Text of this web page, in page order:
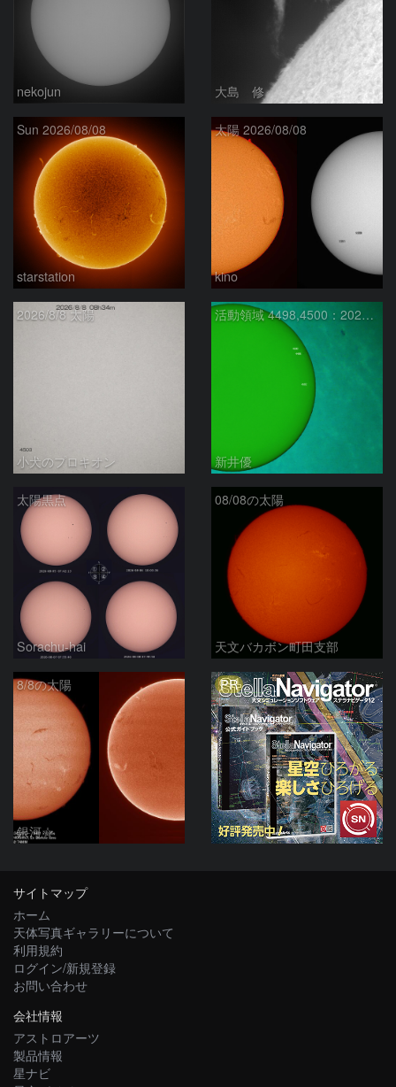
nekojun 大島 修
Sun 2026/08/08
starstation
太陽 2026/08/08
kino
2026/8/8 太陽
小犬のプロキオン
活動領域 4498,4500：2026/08/08
新井優
太陽黒点
Sorachu-hai
08/08の太陽
天文バカボン町田支部
8/8の太陽
銀河☆
PR
サイトマップ
ホーム
天体写真ギャラリーについて
利用規約
ログイン/新規登録
お問い合わせ
会社情報
アストロアーツ
製品情報
星ナビ